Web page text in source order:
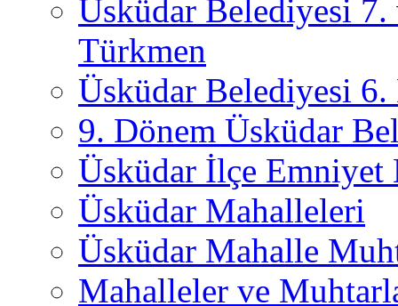
Üsküdar Belediyesi
Türkmen
Üsküdar Belediyesi 6.
9. Dönem Üsküdar
Üsküdar İlçe
Üsküdar Mahalleleri
Üsküdar Mahalle
Mahalleler ve